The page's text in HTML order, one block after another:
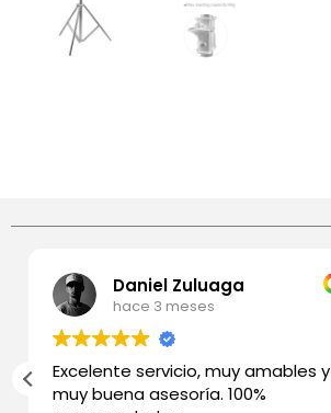
Daniel Zuluaga
hace 3 meses
Excelente servicio, muy amables y
muy buena asesoría. 100%